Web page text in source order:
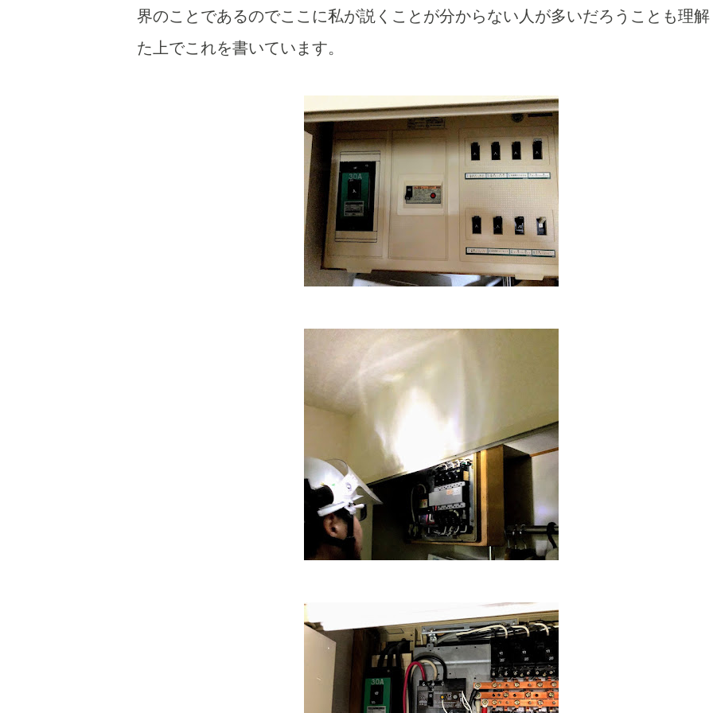
界のことであるのでここに私が説くことが分からない人が多いだろうことも理
た上でこれを書いています。